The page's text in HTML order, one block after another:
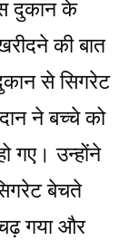
दुकान के
की बात
से सिगरेट
ने बच्चे को
गए। उन्होंने
बेचते
गया और